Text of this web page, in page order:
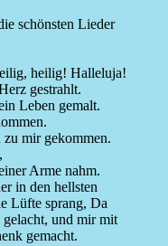
schönsten Lieder
heilig! Halleluja!
gestrahlt.
Leben gemalt.
mir gekommen.
Arme nahm.
in den hellsten
Lüfte sprang, Da
gelacht, und mir mit
gemacht.